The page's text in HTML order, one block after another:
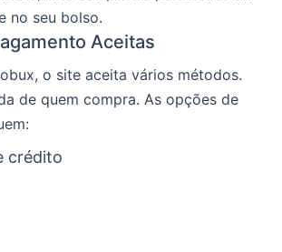
no seu bolso.
Aceitas
o site aceita vários métodos.
de quem compra. As opções de
crédito